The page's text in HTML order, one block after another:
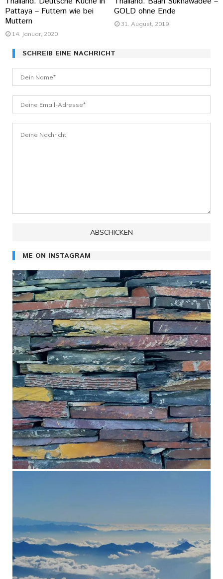
Pattaya – Futtern wie bei
Muttern
14. Januar, 2020
GOLD ohne Ende
31. August, 2019
SCHREIB EINE NACHRICHT
ME ON INSTAGRAM